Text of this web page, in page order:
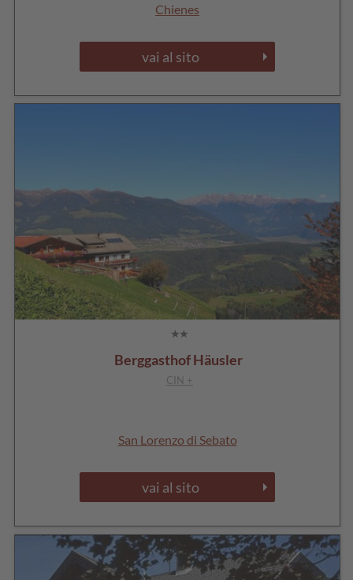
Chienes
vai al sito
Berggasthof Häusler
CIN +
San Lorenzo di Sebato
vai al sito